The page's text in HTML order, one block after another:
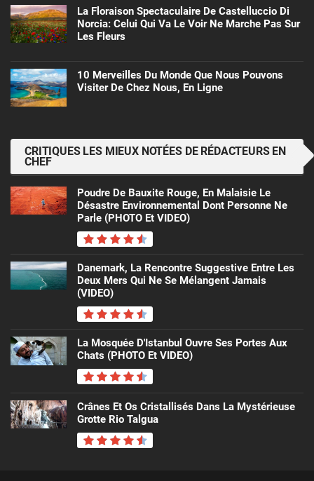
La Floraison Spectaculaire De Castelluccio Di
Norcia: Celui Qui Va Le Voir Ne Marche Pas Sur
Les Fleurs
10 Merveilles Du Monde Que Nous Pouvons
Visiter De Chez Nous, En Ligne
CRITIQUES LES MIEUX NOTÉES DE RÉDACTEURS EN
CHEF
Poudre De Bauxite Rouge, En Malaisie Le
Désastre Environnemental Dont Personne Ne
Parle (PHOTO Et VIDEO)
Danemark, La Rencontre Suggestive Entre Les
Deux Mers Qui Ne Se Mélangent Jamais
(VIDEO)
La Mosquée D'Istanbul Ouvre Ses Portes Aux
Chats (PHOTO Et VIDEO)
Crânes Et Os Cristallisés Dans La Mystérieuse
Grotte Rio Talgua